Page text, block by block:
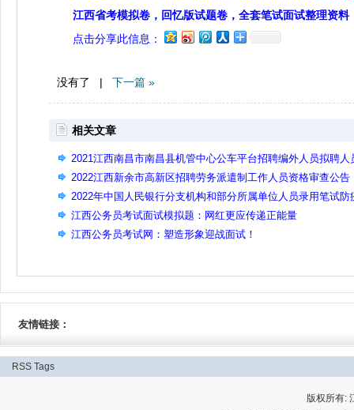
江西省考模拟卷，回忆版试题卷，全套笔试面试整理资料
点击分享此信息：
没有了 | 下一篇 »
相关文章
2021江西南昌市南昌县机管中心公车平台招聘编外人员拟聘人
公示
2022江西新余市高新区招聘劳务派遣制工作人员资格审查公告
2022年中国人民银行分支机构和部分所属单位人员录用笔试防
须知
江西公务员考试面试模拟题：网红更应传递正能量
江西公务员考试网：塑造形象迎战面试！
友情链接：
RSS Tags
版权所有: